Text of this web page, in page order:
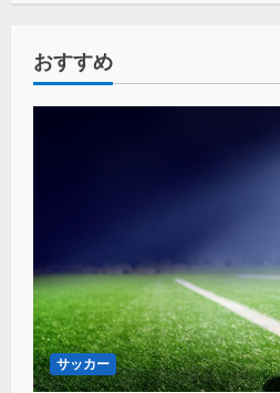
おすすめ
サッカー